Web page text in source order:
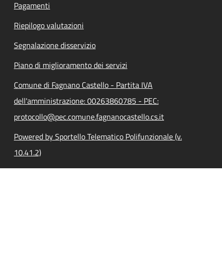
Pagamenti
Riepilogo valutazioni
Segnalazione disservizio
Piano di miglioramento dei servizi
Comune di Fagnano Castello - Partita IVA
dell'amministrazione: 00263860785 - PEC:
protocollo@pec.comune.fagnanocastello.cs.it
Powered by Sportello Telematico Polifunzionale (v.
10.41.2)